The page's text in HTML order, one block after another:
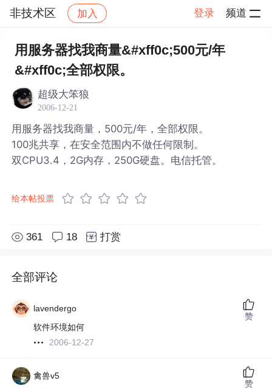
非技术区 加入 登录 频道
社区 非技术区 帖子详情
用服务器找我商量&#xff0c;500元/年
&#xff0c;全部权限。
超级大笨狼
2006-12-21
用服务器找我商量，500元/年，全部权限。
100兆共享，在安全范围内不做任何限制。
双CPU3.4，2G内存，250G硬盘。电信托管。
给本帖投票
361 18 打赏
全部评论
lavendergo
软件环境如何
2006-12-27
赞
禽兽v5
赞